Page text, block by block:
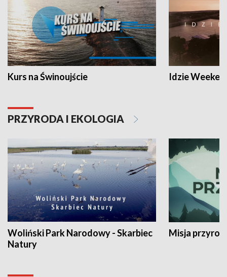
Kurs na Świnoujście Idzie
PRZYRODA I EKOLOGIA
Woliński Park Narodowy - Skarbiec
Natury
Misja